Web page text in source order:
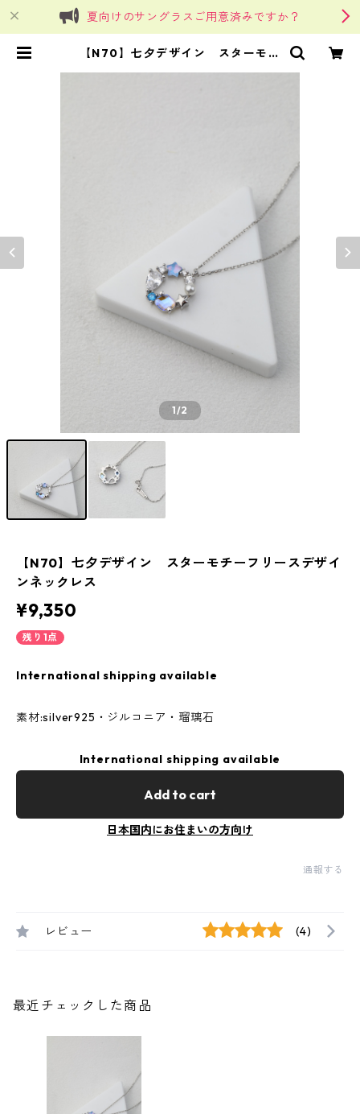
夏向けのサングラスご用意済みですか？
【N70】七夕デザイン スターモチ
1/2
【N70】七夕デザイン スターモチーフリースデザイ
ンネックレス
¥9,350
残り1点
International shipping available
素材:silver925・ジルコニア・瑠璃石
International shipping available
Add to cart
日本国内にお住まいの方向け
通報する
レビュー (4)
最近チェックした商品